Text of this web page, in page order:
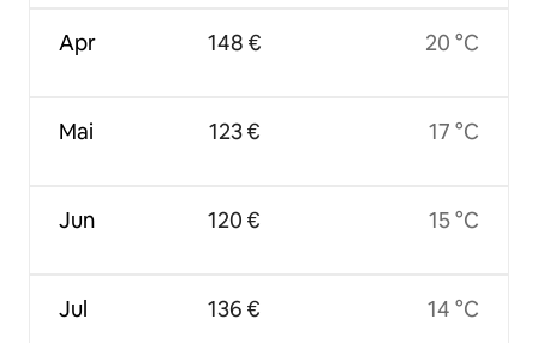
Apr
Mai
Jun
Jul
148 €
123 €
120 €
136 €
20 °C
17 °C
15 °C
14 °C